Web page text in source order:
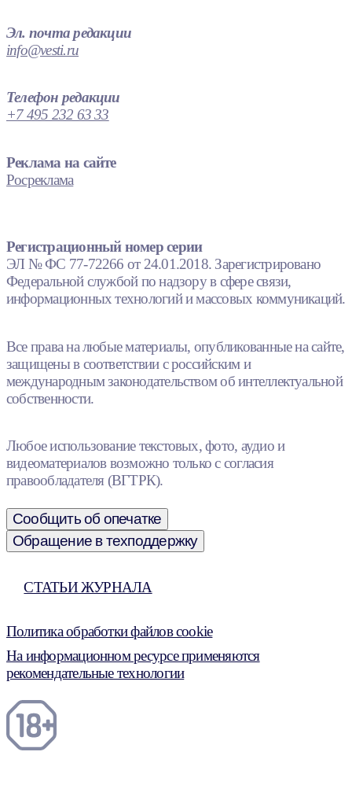
Эл. почта редакции
info@vesti.ru
Телефон редакции
+7 495 232 63 33
Реклама на сайте
Росреклама
Регистрационный номер серии
ЭЛ № ФС 77-72266 от 24.01.2018. Зарегистрировано
Федеральной службой по надзору в сфере связи,
информационных технологий и массовых коммуникаций.
Все права на любые материалы, опубликованные на сайте,
защищены в соответствии с российским и
международным законодательством об интеллектуальной
собственности.
Любое использование текстовых, фото, аудио и
видеоматериалов возможно только с согласия
правообладателя (ВГТРК).
Сообщить об опечатке
Обращение в техподдержку
СТАТЬИ ЖУРНАЛА
Политика обработки файлов cookie
На информационном ресурсе применяются
рекомендательные технологии